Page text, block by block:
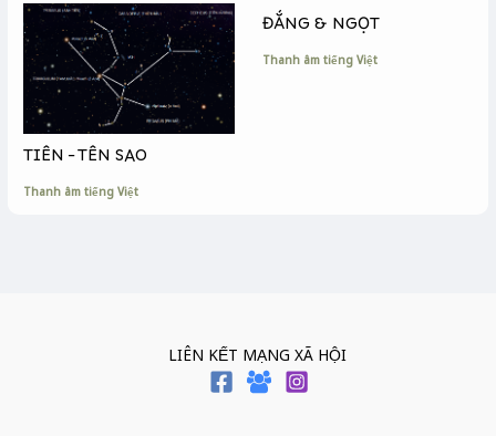
TIÊN – TÊN SAO
Thanh âm tiếng Việt
ĐẮNG & NGỌT
Thanh âm tiếng Việt
LIÊN KẾT MẠNG XÃ HỘI